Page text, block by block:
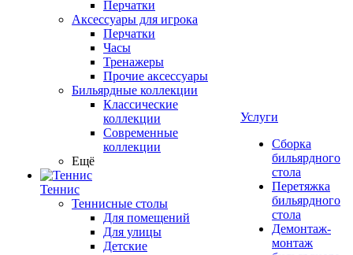
Перчатки
Аксессуары для игрока
Перчатки
Часы
Тренажеры
Прочие аксессуары
Бильярдные коллекции
Классические
коллекции
Современные
коллекции
Ещё
Теннис
Теннисные столы
Для помещений
Для улицы
Детские
Услуги
Сборка
бильярдного
стола
Перетяжка
бильярдного
стола
Демонтаж-
монтаж